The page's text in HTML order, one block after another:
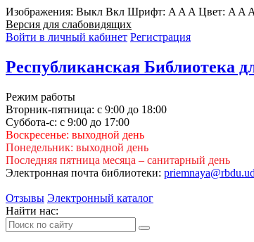
Изображения: Выкл Вкл Шрифт: A A A Цвет: A A A
Версия для слабовидящих
Войти в личный кабинет Регистрация
Республиканская Библиотека
Режим работы
Вторник-пятница: с 9:00 до 18:00
Суббота-с: с 9:00 до 17:00
Воскресенье: выходной день
Понедельник: выходной день
Последняя пятница месяца – санитарный день
Электронная почта библиотеки:
Отзывы Электронный каталог
Найти нас: